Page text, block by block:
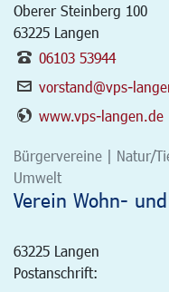
Oberer Steinberg 100
63225 Langen
06103 53944
vorstand@vps-
www.vps-langen.de
Bürgervereine | Natur/
Umwelt
Verein Wohn-
63225 Langen
Postanschrift: